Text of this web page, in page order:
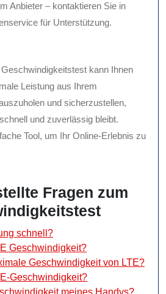
Anbieter – kontaktieren Sie in
für Unterstützung.
kann Ihnen
Leistung aus Ihrem
und sicherzustellen,
und zuverlässig bleibt.
Tool, um Ihr Online-Erlebnis zu
Fragen zum
schnell?
Geschwindigkeit?
Geschwindigkeit von LTE?
Geschwindigkeit?